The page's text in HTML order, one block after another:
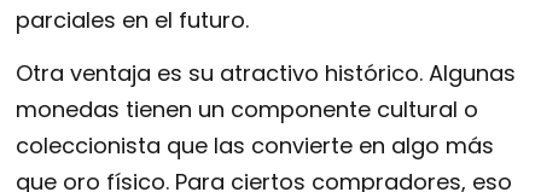
parciales en el futuro.
Otra ventaja es su atractivo histórico. Algunas
monedas tienen un componente cultural o
coleccionista que las convierte en algo más
que oro físico. Para ciertos compradores, eso